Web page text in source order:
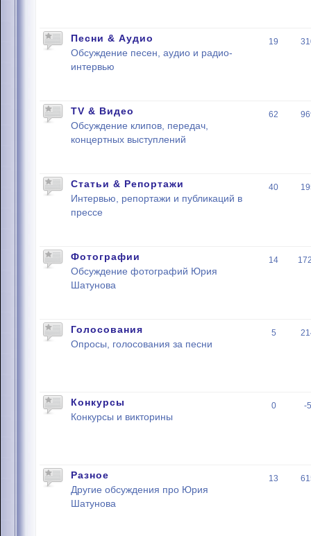
Песни & Аудио
Обсуждение песен, аудио и радио-
интервью
19
TV & Видео
Обсуждение клипов, передач,
концертных выступлений
62
Статьи & Репортажи
Интервью, репортажи и публикаций в
прессе
40
Фотографии
Обсуждение фотографий Юрия
Шатунова
14
Голосования
Опросы, голосования за песни
5
Конкурсы
Конкурсы и викторины
0 -
Разное
Другие обсуждения про Юрия
Шатунова
13